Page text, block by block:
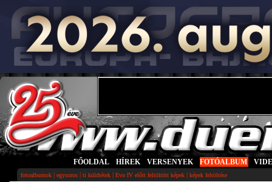
FŐOLDAL HÍREK VERSENYEK FOTÓALBUM
fotoalbumok | egysoros | ti küldtétek | Evo IV előtt feltöltött képek | képek feltöltése